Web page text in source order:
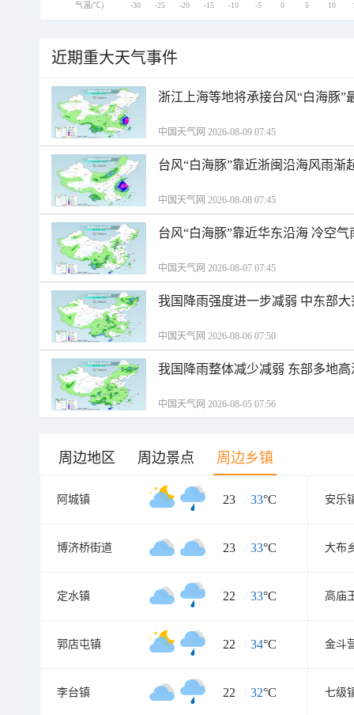
气温(℃) -30 -25 -20 -15 -10 -5 0 5 10
近期重大天气事件
浙江上海等地将承接台风“白海豚”
中国天气网 2026-08-09 07:45
台风“白海豚”靠近浙闽沿海风雨渐
中国天气网 2026-08-08 07:45
台风“白海豚”靠近华东沿海 冷空
中国天气网 2026-08-07 07:45
我国降雨强度进一步减弱 中东部
中国天气网 2026-08-06 07:50
我国降雨整体减少减弱 东部多地
中国天气网 2026-08-05 07:56
周边地区 周边景点 周边乡镇
阿城镇 23 / 33°C 安乐
博济桥街道 23 / 33°C 大布
定水镇 22 / 33°C 高庙
郭店屯镇 22 / 34°C 金斗
李台镇 22 / 32°C 七级